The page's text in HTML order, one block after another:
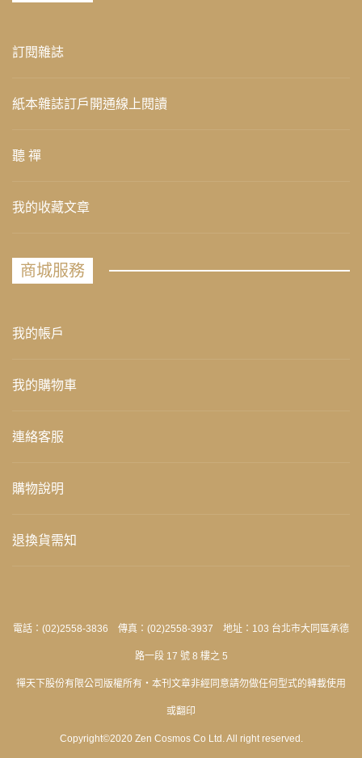
訂閱雜誌
紙本雜誌訂戶開通線上閱讀
聽 禪
我的收藏文章
商城服務
我的帳戶
我的購物車
連絡客服
購物說明
退換貨需知
電話：(02)2558-3836 傳真：(02)2558-3937 地址：103 台北市大同區承德
路一段 17 號 8 樓之 5
禪天下股份有限公司版權所有‧本刊文章非經同意請勿做任何型式的轉載使用
或翻印
Copyright©2020 Zen Cosmos Co Ltd. All right reserved.